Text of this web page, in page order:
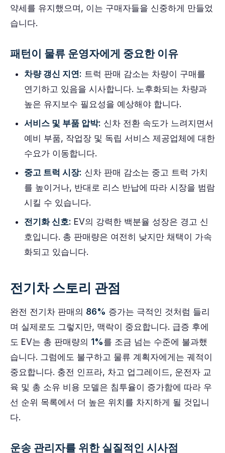
약세를 유지했으며, 이는 구매자들을 신중하게 만들었
습니다.
패턴이 물류 운영자에게 중요한 이유
차량 갱신 지연: 트럭 판매 감소는 차량이 구매를
연기하고 있음을 시사합니다. 노후화되는 차량과
높은 유지보수 필요성을 예상해야 합니다.
서비스 및 부품 압박: 신차 전환 속도가 느려지면서
예비 부품, 작업장 및 독립 서비스 제공업체에 대한
수요가 이동합니다.
중고 트럭 시장: 신차 판매 감소는 중고 트럭 가치
를 높이거나, 반대로 리스 반납에 따라 시장을 범람
시킬 수 있습니다.
전기화 신호: EV의 강력한 백분율 성장은 경고 신
호입니다. 총 판매량은 여전히 낮지만 채택이 가속
화되고 있습니다.
전기차 스토리 관점
완전 전기차 판매의 86% 증가는 극적인 것처럼 들리
며 실제로도 그렇지만, 맥락이 중요합니다. 급증 후에
도 EV는 총 판매량의 1%를 조금 넘는 수준에 불과했
습니다. 그럼에도 불구하고 물류 계획자에게는 궤적이
중요합니다. 충전 인프라, 차고 업그레이드, 운전자 교
육 및 총 소유 비용 모델은 침투율이 증가함에 따라 우
선 순위 목록에서 더 높은 위치를 차지하게 될 것입니
다.
운송 관리자를 위한 실질적인 시사점